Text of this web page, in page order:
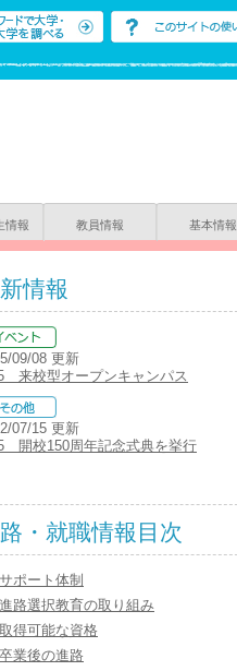
情報 教員情報 基本情報
情報
09/08 更新
来校型オープンキャンパス
07/15 更新
開校150周年記念式典を挙行
・就職情報目次
サポート体制
進路選択教育の取り組み
取得可能な資格
卒業後の進路